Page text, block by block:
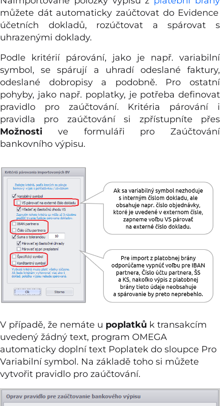
můžete dát automaticky zaúčtovat do Evidence
účetních dokladů, rozúčtovat a spárovat s
uhrazenými doklady.
Podle kritérií párování, jako je např. variabilní
symbol, se spárují a uhradí odeslané faktury,
odeslané dobropisy a podobně. Pro ostatní
pohyby, jako např. poplatky, je potřeba definovat
pravidlo pro zaúčtování. Kritéria párování i
pravidla pro zaúčtování si zpřístupníte přes
Možnosti ve formuláři pro Zaúčtování
bankovního výpisu.
V případě, že nemáte u poplatků k transakcím
uvedený žádný text, program OMEGA
automaticky doplní text Poplatek do sloupce Pro
Variabilní symbol. Na základě toho si můžete
vytvořit pravidlo pro zaúčtování.